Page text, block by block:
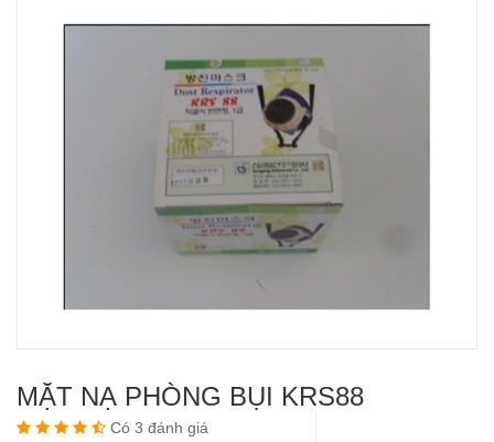
MẶT NẠ PHÒNG BỤI KRS88
Có 3 đánh giá